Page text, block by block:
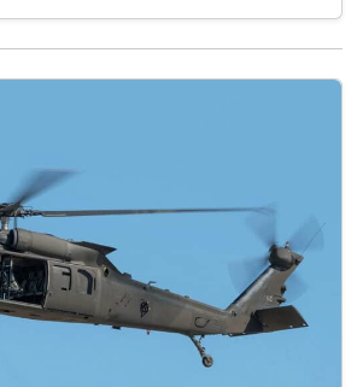
RIMPAC 2026. Le HMCS